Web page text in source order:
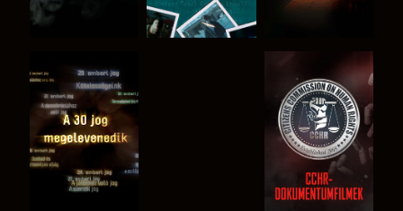
MŰSORNÉZÉS MŰSORNÉZÉS